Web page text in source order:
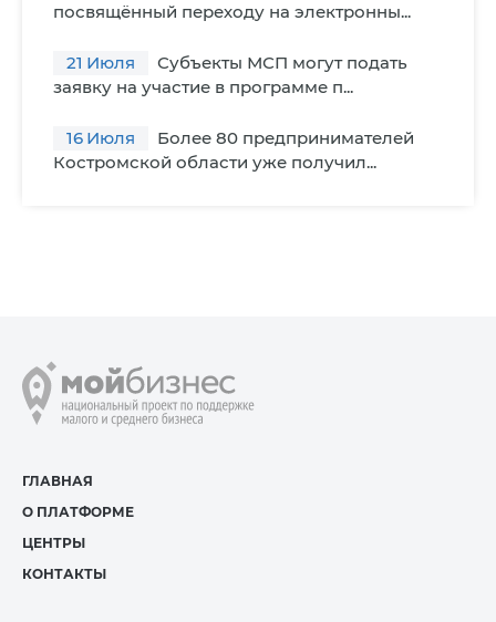
посвящённый переходу на электронны...
21 Июля
Субъекты МСП могут подать
заявку на участие в программе п...
16 Июля
Более 80 предпринимателей
Костромской области уже получил...
ГЛАВНАЯ
О ПЛАТФОРМЕ
ЦЕНТРЫ
КОНТАКТЫ